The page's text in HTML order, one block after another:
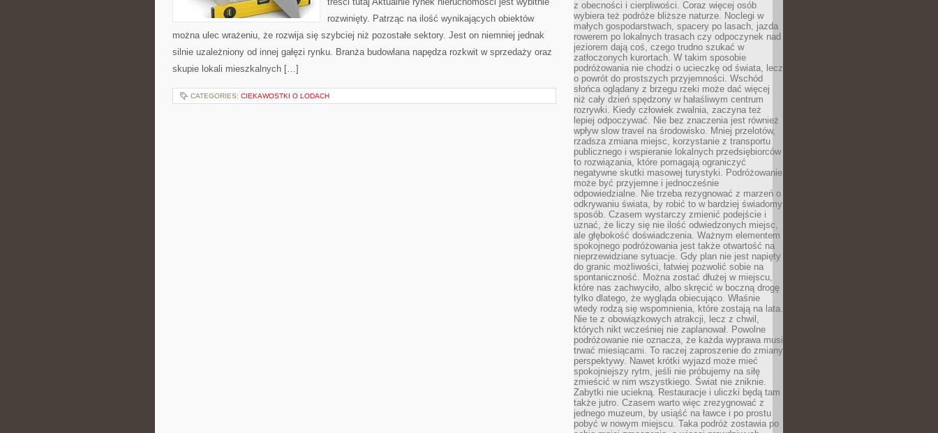
rozwinięty. Patrząc na ilość wynikających obiektów
można ulec wrażeniu, że rozwija się szybciej niż pozostałe sektory. Jest on niemniej jednak
silnie uzależniony od innej gałęzi rynku. Branża budowlana napędza rozkwit w sprzedaży oraz
skupie lokali mieszkalnych […]
CATEGORIES: CIEKAWOSTKI O LODACH
z obecności i cierpliwości. Coraz więcej osób
wybiera też podróże bliższe naturze. Noclegi w
małych gospodarstwach, spacery po lasach, jazda
rowerem po lokalnych trasach czy odpoczynek nad
jeziorem dają coś, czego trudno szukać w
zatłoczonych kurortach. W takim sposobie
podróżowania nie chodzi o ucieczkę od świata, lecz
o powrót do prostszych przyjemności. Wschód
słońca oglądany z brzegu rzeki może dać więcej
niż cały dzień spędzony w hałaśliwym centrum
rozrywki. Kiedy człowiek zwalnia, zaczyna też
lepiej odpoczywać. Nie bez znaczenia jest również
wpływ slow travel na środowisko. Mniej przelotów,
rzadsza zmiana miejsc, korzystanie z transportu
publicznego i wspieranie lokalnych przedsiębiorców
to rozwiązania, które pomagają ograniczyć
negatywne skutki masowej turystyki. Podróżowanie
może być przyjemne i jednocześnie
odpowiedzialne. Nie trzeba rezygnować z marzeń o
odkrywaniu świata, by robić to w bardziej świadomy
sposób. Czasem wystarczy zmienić podejście i
uznać, że liczy się nie ilość odwiedzonych miejsc,
ale głębokość doświadczenia. Ważnym elementem
spokojnego podróżowania jest także otwartość na
nieprzewidziane sytuacje. Gdy plan nie jest napięty
do granic możliwości, łatwiej pozwolić sobie na
spontaniczność. Można zostać dłużej w miejscu,
które nas zachwyciło, albo skręcić w boczną drogę
tylko dlatego, że wygląda obiecująco. Właśnie
wtedy rodzą się wspomnienia, które zostają na lata.
Nie te z obowiązkowych atrakcji, lecz z chwil,
których nikt wcześniej nie zaplanował. Powolne
podróżowanie nie oznacza, że każda wyprawa musi
trwać miesiącami. To raczej zaproszenie do zmiany
perspektywy. Nawet krótki wyjazd może mieć
spokojniejszy rytm, jeśli nie próbujemy na siłę
zmieścić w nim wszystkiego. Świat nie zniknie.
Zabytki nie uciekną. Restauracje i uliczki będą tam
także jutro. Czasem warto więc zrezygnować z
jednego muzeum, by usiąść na ławce i po prostu
pobyć w nowym miejscu. Taka podróż zostawia po